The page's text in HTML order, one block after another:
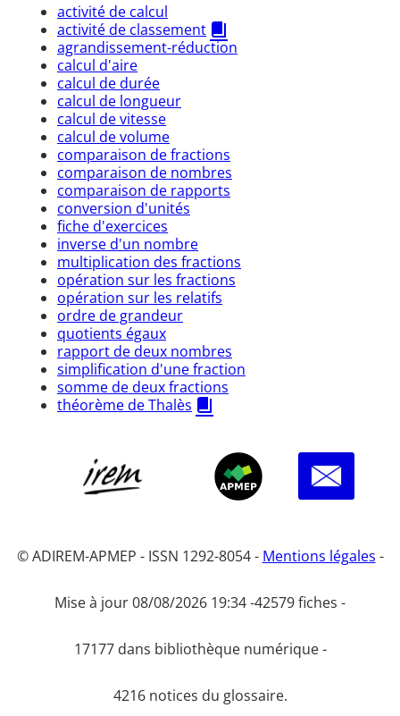
activité de calcul
activité de classement
agrandissement-réduction
calcul d'aire
calcul de durée
calcul de longueur
calcul de vitesse
calcul de volume
comparaison de fractions
comparaison de nombres
comparaison de rapports
conversion d'unités
fiche d'exercices
inverse d'un nombre
multiplication des fractions
opération sur les fractions
opération sur les relatifs
ordre de grandeur
quotients égaux
rapport de deux nombres
simplification d'une fraction
somme de deux fractions
théorème de Thalès
© ADIREM-APMEP - ISSN 1292-8054 - Mentions légales -
Mise à jour 08/08/2026 19:34 -42579 fiches -
17177 dans bibliothèque numérique -
4216 notices du glossaire.